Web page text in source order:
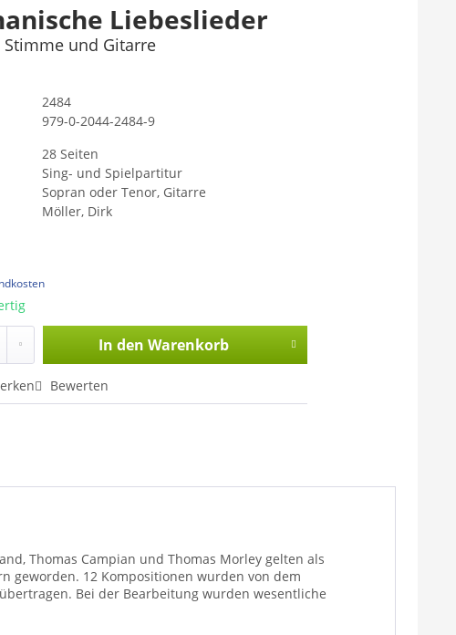
Liebeslieder
Stimme und Gitarre
2484
979-0-2044-2484-9
28 Seiten
Sing- und Spielpartitur
Sopran oder Tenor, Gitarre
Möller, Dirk
In den Warenkorb
Bewerten
Thomas Campian und Thomas Morley gelten als
geworden. 12 Kompositionen wurden von dem
Bei der Bearbeitung wurden wesentliche